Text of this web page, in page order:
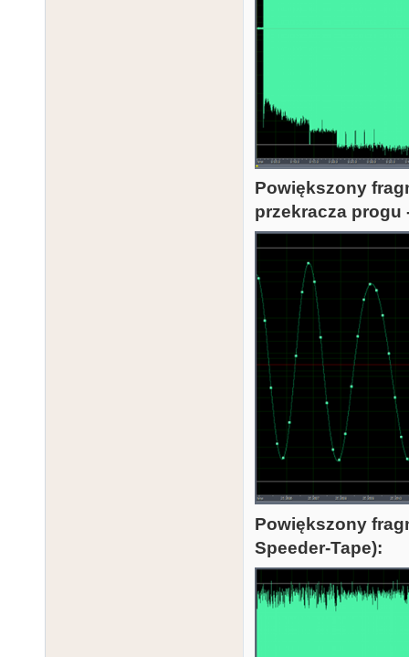
Powiększony
przekracza progu
Powiększony
Speeder-Tape):